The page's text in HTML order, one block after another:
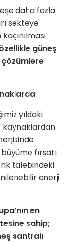
daha fazla
sekteye
güneş
çözümlere
yıldaki
kaynaklardan
fırsatı
talebindeki
enerji
en
sahip;
santralı